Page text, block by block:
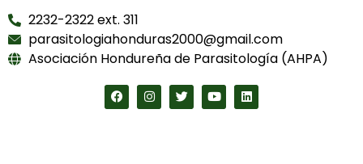
2232-2322 ext. 311
parasitologiahonduras2000@gmail.com
Asociación Hondureña de Parasitología (AHPA)